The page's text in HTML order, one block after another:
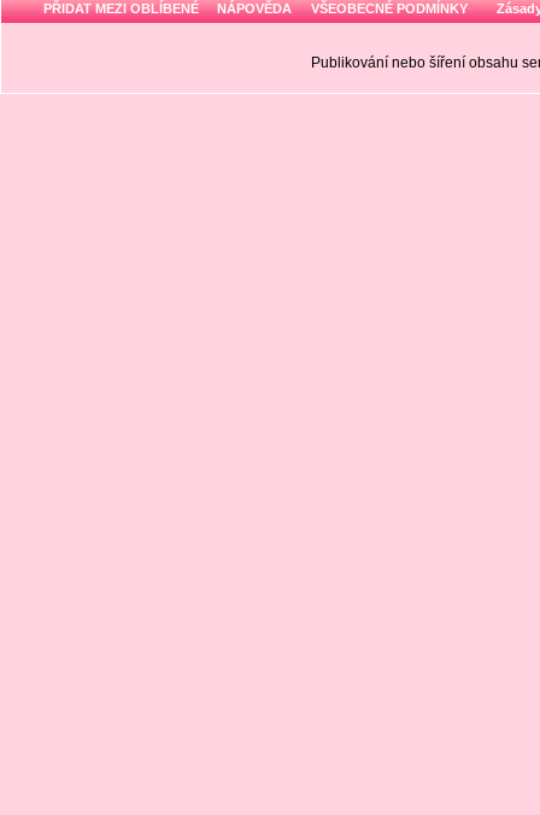
PŘIDAT MEZI OBLÍBENÉ NÁPOVĚDA VŠEOBECNÉ PODMÍNKY
Publikování nebo šíření obsahu